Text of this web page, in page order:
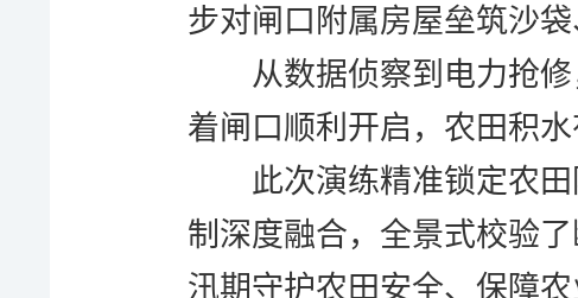
步对闸口附属房屋垒筑沙
从数据侦察到电力抢
着闸口顺利开启，农田积
此次演练精准锁定农
制深度融合，全景式校验
汛期守护农田安全、保障农